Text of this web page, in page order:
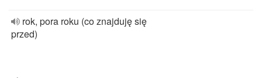
rok, pora roku (co znajduję się
przed)